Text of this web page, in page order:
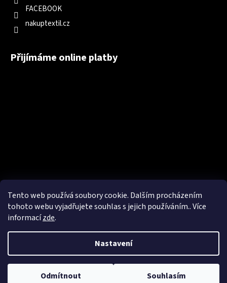
Tento web používá soubory cookie. Dalším procházením
tohoto webu vyjadřujete souhlas s jejich používáním.. Více
informacízde.
Nastavení
Odmítnout Souhlasím
FACEBOOK
nakuptextil.cz
Přijímáme online platby
Vytvořil Shoptet
Copyright 2026
NakupTextil - reklamní textil Adler / Malfini -
potisk textilu, výšivky
. Všechna práva vyhrazena.Upravit